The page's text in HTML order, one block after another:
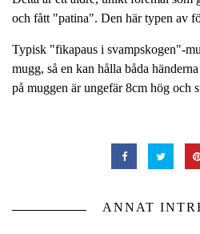
och fått "patina". Den här typen av
Typisk "fikapaus i svampskogen"-
mugg, så en kan hålla båda
på muggen är ungefär 8cm hög och
ANNAT